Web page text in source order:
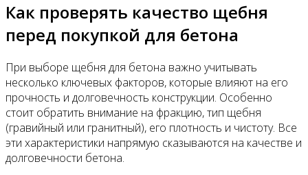
Как проверять качество щебня
перед покупкой для бетона
При выборе щебня для бетона важно учитывать
несколько ключевых факторов, которые влияют на его
прочность и долговечность конструкции. Особенно
стоит обратить внимание на фракцию, тип щебня
(гравийный или гранитный), его плотность и чистоту. Все
эти характеристики напрямую сказываются на качестве и
долговечности бетона.